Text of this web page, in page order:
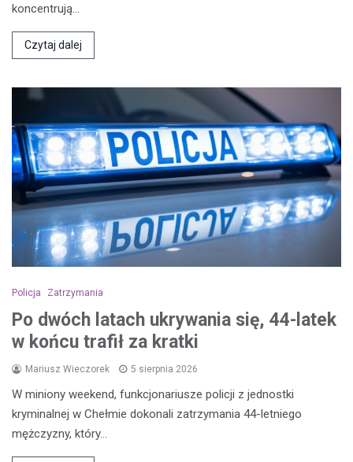
koncentrują…
Czytaj dalej
Policja Zatrzymania
Po dwóch latach ukrywania się, 44-latek
w końcu trafił za kratki
Mariusz Wieczorek 5 sierpnia 2026
W miniony weekend, funkcjonariusze policji z jednostki
kryminalnej w Chełmie dokonali zatrzymania 44-letniego
mężczyzny, który…